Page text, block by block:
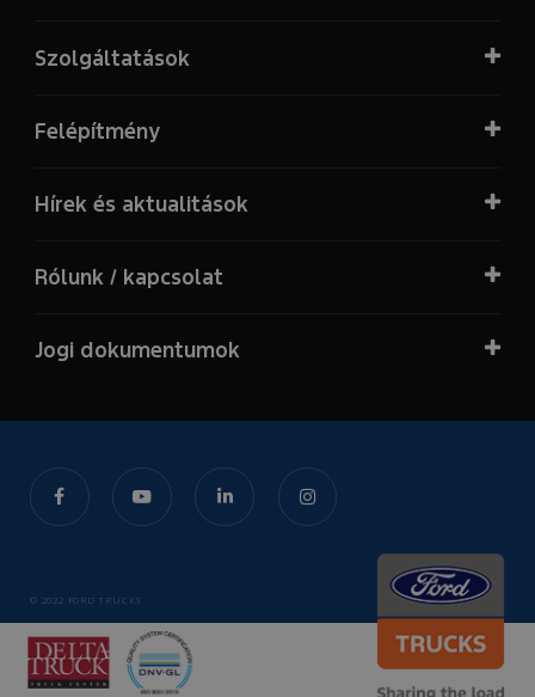
Szolgáltatások
Felépítmény
Hírek és aktualitások
Rólunk / kapcsolat
Jogi dokumentumok
© 2022 FORD TRUCKS